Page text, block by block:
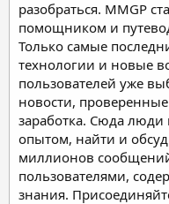
разобраться. MMGP
помощником и
Только самые
технологии и новые
пользователей уже
новости,
заработка. Сюда люди
опытом, найти и
миллионов
пользователями,
знания.